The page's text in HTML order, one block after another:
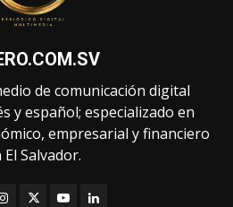
de comunicación digital
y español; especializado en
empresarial y financiero
El Salvador.